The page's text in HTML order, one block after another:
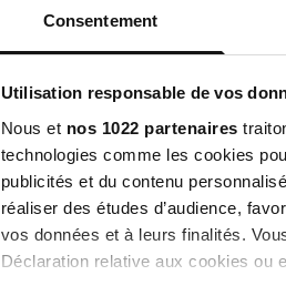
Consentement
Utilisation responsable de vos
Nous et nos 1022 partenaires
technologies comme les cookies
publicités et du contenu
réaliser des études d’audience,
vos données et à leurs finalités.
Déclaration relative aux cookies ou
Crampes :
Vous avez des
alimentaire !
ne plus en
27 mars 2023